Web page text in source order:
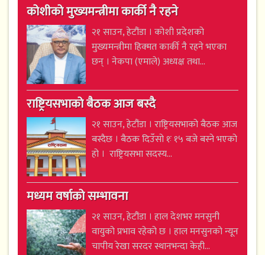
कोशीको मुख्यमन्त्रीमा कार्की नै रहने
२१ साउन, हेटौंडा । कोशी प्रदेशको
मुख्यमन्त्रीमा हिक्मत कार्की नै रहने भएका
छन् । नेकपा (एमाले) अध्यक्ष तथा...
राष्ट्रियसभाको बैठक आज बस्दै
२१ साउन, हेटौंडा । राष्ट्रियसभाको बैठक आज
बस्दैछ । बैठक दिउँसो १ः १५ बजे बस्ने भएको
हो । राष्ट्रियसभा सदस्य...
मध्यम वर्षाको सम्भावना
२१ साउन, हेटौंडा । हाल देशभर मनसुनी
वायुको प्रभाव रहेको छ । हाल मनसुनको न्यून
चापीय रेखा सरदर स्थानभन्दा केही...